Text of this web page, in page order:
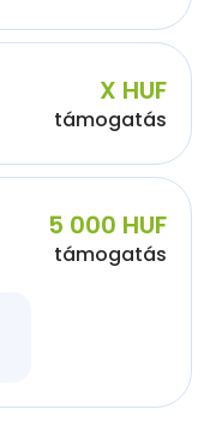
X HUF
támogatás
5 000 HUF
támogatás